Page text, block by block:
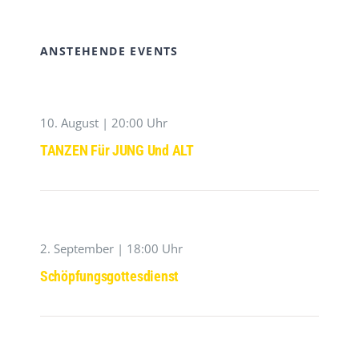
ANSTEHENDE EVENTS
10. August | 20:00 Uhr
TANZEN Für JUNG Und ALT
2. September | 18:00 Uhr
Schöpfungsgottesdienst